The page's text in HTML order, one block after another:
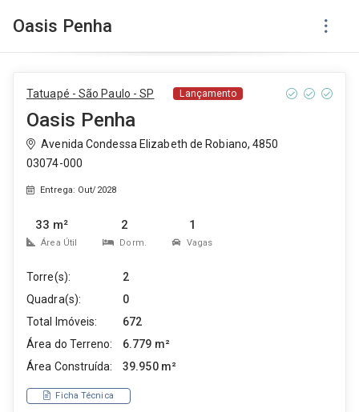
Oasis Penha
Tatuapé - São Paulo - SP Lançamento
Oasis Penha
Avenida Condessa Elizabeth de Robiano, 4850
03074-000
Entrega: Out/2028
33 m²
Área Útil
2
Dorm.
1
Vagas
Torre(s):
2
Quadra(s):
0
Total Imóveis:
672
Área do Terreno:
6.779 m²
Área Construída:
39.950 m²
Ficha Técnica